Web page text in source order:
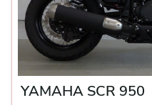
YAMAHA SCR 950